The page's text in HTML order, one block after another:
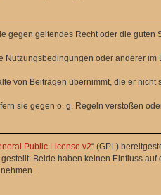
gegen geltendes Recht oder die
oder anderer
von Beiträgen übernimmt, die er
sie gegen o. g. Regeln verstoßen
Public License v2“ (GPL)
Beide haben keinen Einfluss